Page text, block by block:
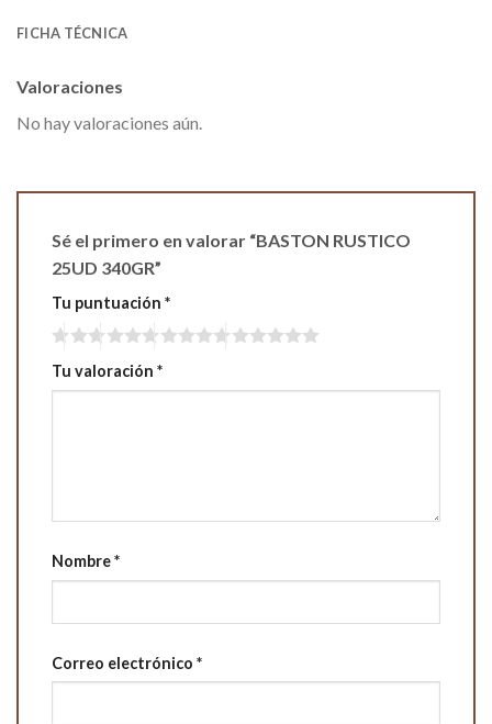
FICHA TÉCNICA
Valoraciones
No hay valoraciones aún.
Sé el primero en valorar “BASTON RUSTICO
25UD 340GR”
Tu puntuación *
Tu valoración *
Nombre*
Correo electrónico *